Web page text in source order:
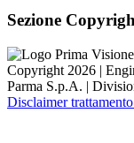
Sezione
Copyright 2026 |
Parma S.p.A. |
Disclaimer